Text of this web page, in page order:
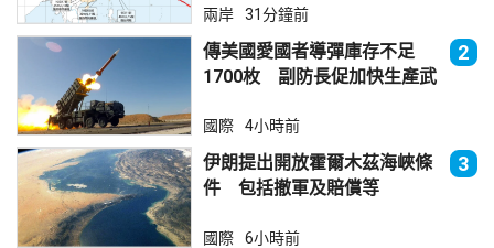
兩岸 31分鐘前
傳美國愛國者導彈庫存不足
1700枚 副防長促加快生產武
2
國際 4小時前
伊朗提出開放霍爾木茲海峽條
件 包括撤軍及賠償等
3
國際 6小時前